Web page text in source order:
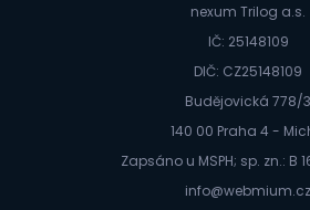
nexum Trilog a.s.
IČ: 25148109
DIČ: CZ25148109
Budějovická 778/3
140 00 Praha 4 -
Zapsáno u MSPH; sp. zn.: B
info@webmium.cz